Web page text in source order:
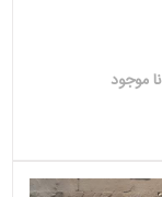
نا موجود